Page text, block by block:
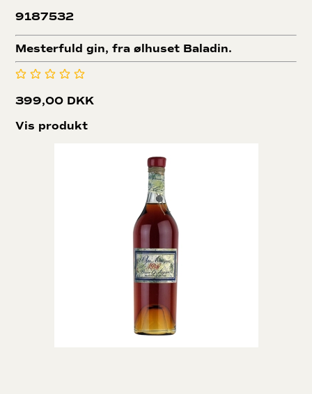
9187532
Mesterfuld gin, fra ølhuset Baladin.
399,00 DKK
Vis produkt